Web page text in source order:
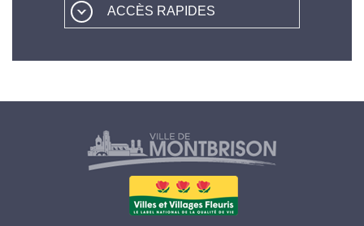
ACCÈS RAPIDES